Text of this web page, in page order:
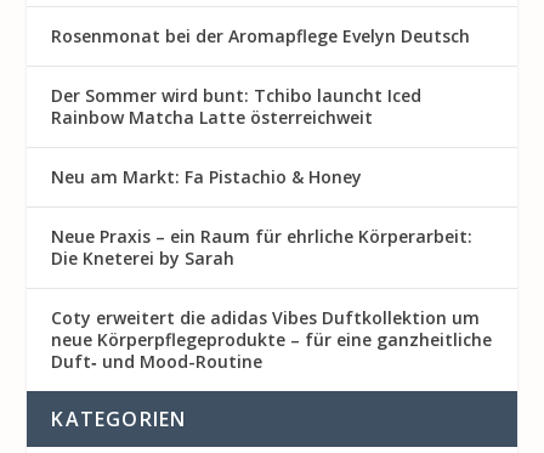
Rosenmon at bei der Aromapflege Evelyn Deutsch
Der Sommer wird bunt: Tchibo launcht Iced
Rainbow Matcha Latte österreichweit
Neu am Markt: Fa Pistachio & Honey
Neue Praxis – ein Raum für ehrliche Körperarbeit:
Die Kneterei by Sarah
Coty erweitert die adidas Vibes Duftkollektion um
neue Körperpflegeprodukte – für eine ganzheitliche
Duft‑ und Mood-Routine
KATEGORIEN